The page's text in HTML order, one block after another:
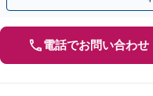
電話でお問い合わせ